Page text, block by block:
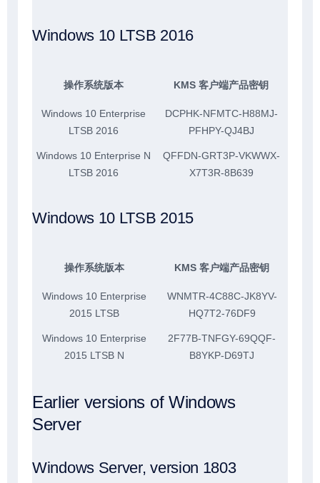
Windows 10 LTSB 2016
操作系统版本 KMS 客户端产品密钥
Windows 10 Enterprise
LTSB 2016
DCPHK-NFMTC-H88MJ-
PFHPY-QJ4BJ
Windows 10 Enterprise N
LTSB 2016
QFFDN-GRT3P-VKWWX-
X7T3R-8B639
Windows 10 LTSB 2015
操作系统版本 KMS 客户端产品密钥
Windows 10 Enterprise
2015 LTSB
WNMTR-4C88C-JK8YV-
HQ7T2-76DF9
Windows 10 Enterprise
2015 LTSB N
2F77B-TNFGY-69QQF-
B8YKP-D69TJ
Earlier versions of Windows
Server
Windows Server, version 1803